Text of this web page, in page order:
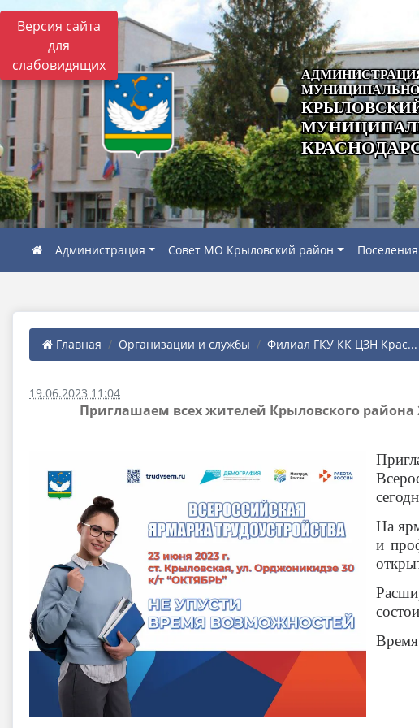
Версия сайта
для
слабовидящих
Администрация Совет МО Крыловский район Поселения
Главная Организации и службы Филиал ГКУ КК ЦЗН Крас...
19.06.2023 11:04
Приглашаем всех жителей Крыловского района
На
и